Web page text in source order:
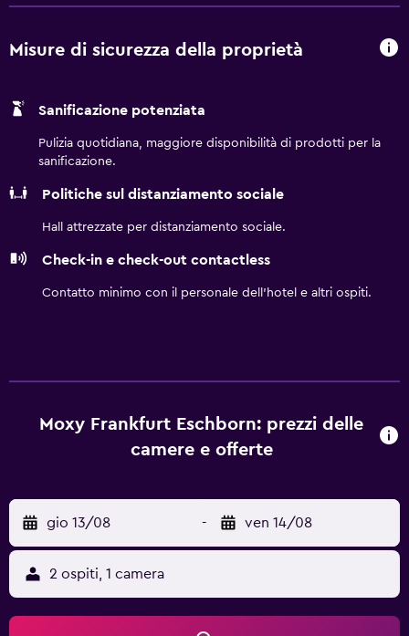
richiesta sono disponibili biancheria da letto
di un hotel includono una palestra aperta giorno e notte.
Misure di sicurezza della proprietà
Sanificazione potenziata
Pulizia quotidiana, maggiore disponibilità di prodotti per la
sanificazione.
Politiche sul distanziamento sociale
Hall attrezzate per distanziamento sociale.
Check-in e check-out contactless
Contatto minimo con il personale dell'hotel e altri ospiti.
Moxy Frankfurt Eschborn: prezzi delle
camere e offerte
gio 13/08 - ven 14/08
2 ospiti, 1 camera